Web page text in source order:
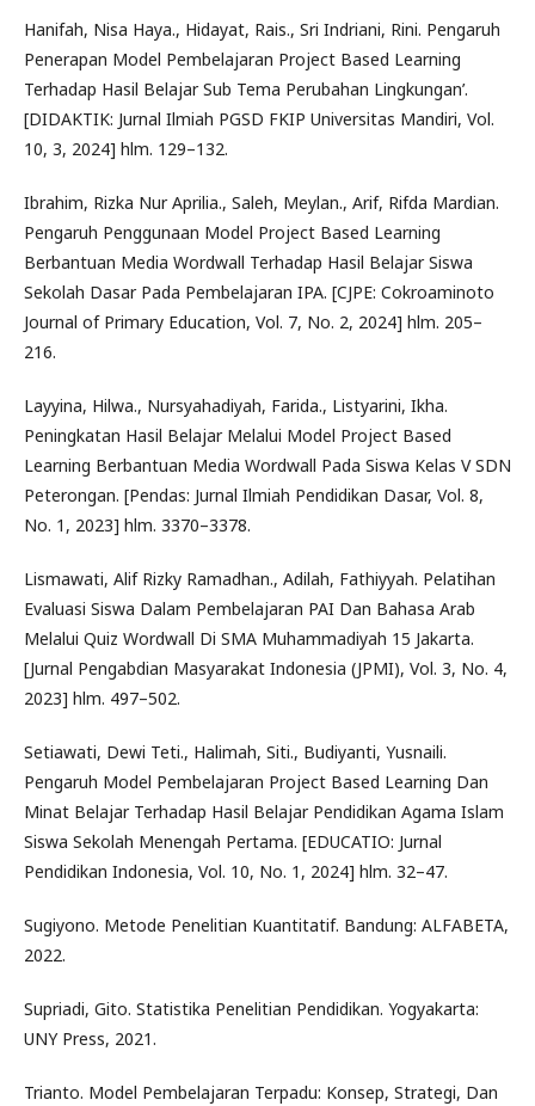
Hanifah, Nisa Haya., Hidayat, Rais., Sri Indriani, Rini. Pengaruh
Penerapan Model Pembelajaran Project Based Learning
Terhadap Hasil Belajar Sub Tema Perubahan Lingkungan’.
[DIDAKTIK: Jurnal Ilmiah PGSD FKIP Universitas Mandiri, Vol.
10, 3, 2024] hlm. 129–132.
Ibrahim, Rizka Nur Aprilia., Saleh, Meylan., Arif, Rifda Mardian.
Pengaruh Penggunaan Model Project Based Learning
Berbantuan Media Wordwall Terhadap Hasil Belajar Siswa
Sekolah Dasar Pada Pembelajaran IPA. [CJPE: Cokroaminoto
Journal of Primary Education, Vol. 7, No. 2, 2024] hlm. 205–
216.
Layyina, Hilwa., Nursyahadiyah, Farida., Listyarini, Ikha.
Peningkatan Hasil Belajar Melalui Model Project Based
Learning Berbantuan Media Wordwall Pada Siswa Kelas V SDN
Peterongan. [Pendas: Jurnal Ilmiah Pendidikan Dasar, Vol. 8,
No. 1, 2023] hlm. 3370–3378.
Lismawati, Alif Rizky Ramadhan., Adilah, Fathiyyah. Pelatihan
Evaluasi Siswa Dalam Pembelajaran PAI Dan Bahasa Arab
Melalui Quiz Wordwall Di SMA Muhammadiyah 15 Jakarta.
[Jurnal Pengabdian Masyarakat Indonesia (JPMI), Vol. 3, No. 4,
2023] hlm. 497–502.
Setiawati, Dewi Teti., Halimah, Siti., Budiyanti, Yusnaili.
Pengaruh Model Pembelajaran Project Based Learning Dan
Minat Belajar Terhadap Hasil Belajar Pendidikan Agama Islam
Siswa Sekolah Menengah Pertama. [EDUCATIO: Jurnal
Pendidikan Indonesia, Vol. 10, No. 1, 2024] hlm. 32–47.
Sugiyono. Metode Penelitian Kuantitatif. Bandung: ALFABETA,
2022.
Supriadi, Gito. Statistika Penelitian Pendidikan. Yogyakarta:
UNY Press, 2021.
Trianto. Model Pembelajaran Terpadu: Konsep, Strategi, Dan